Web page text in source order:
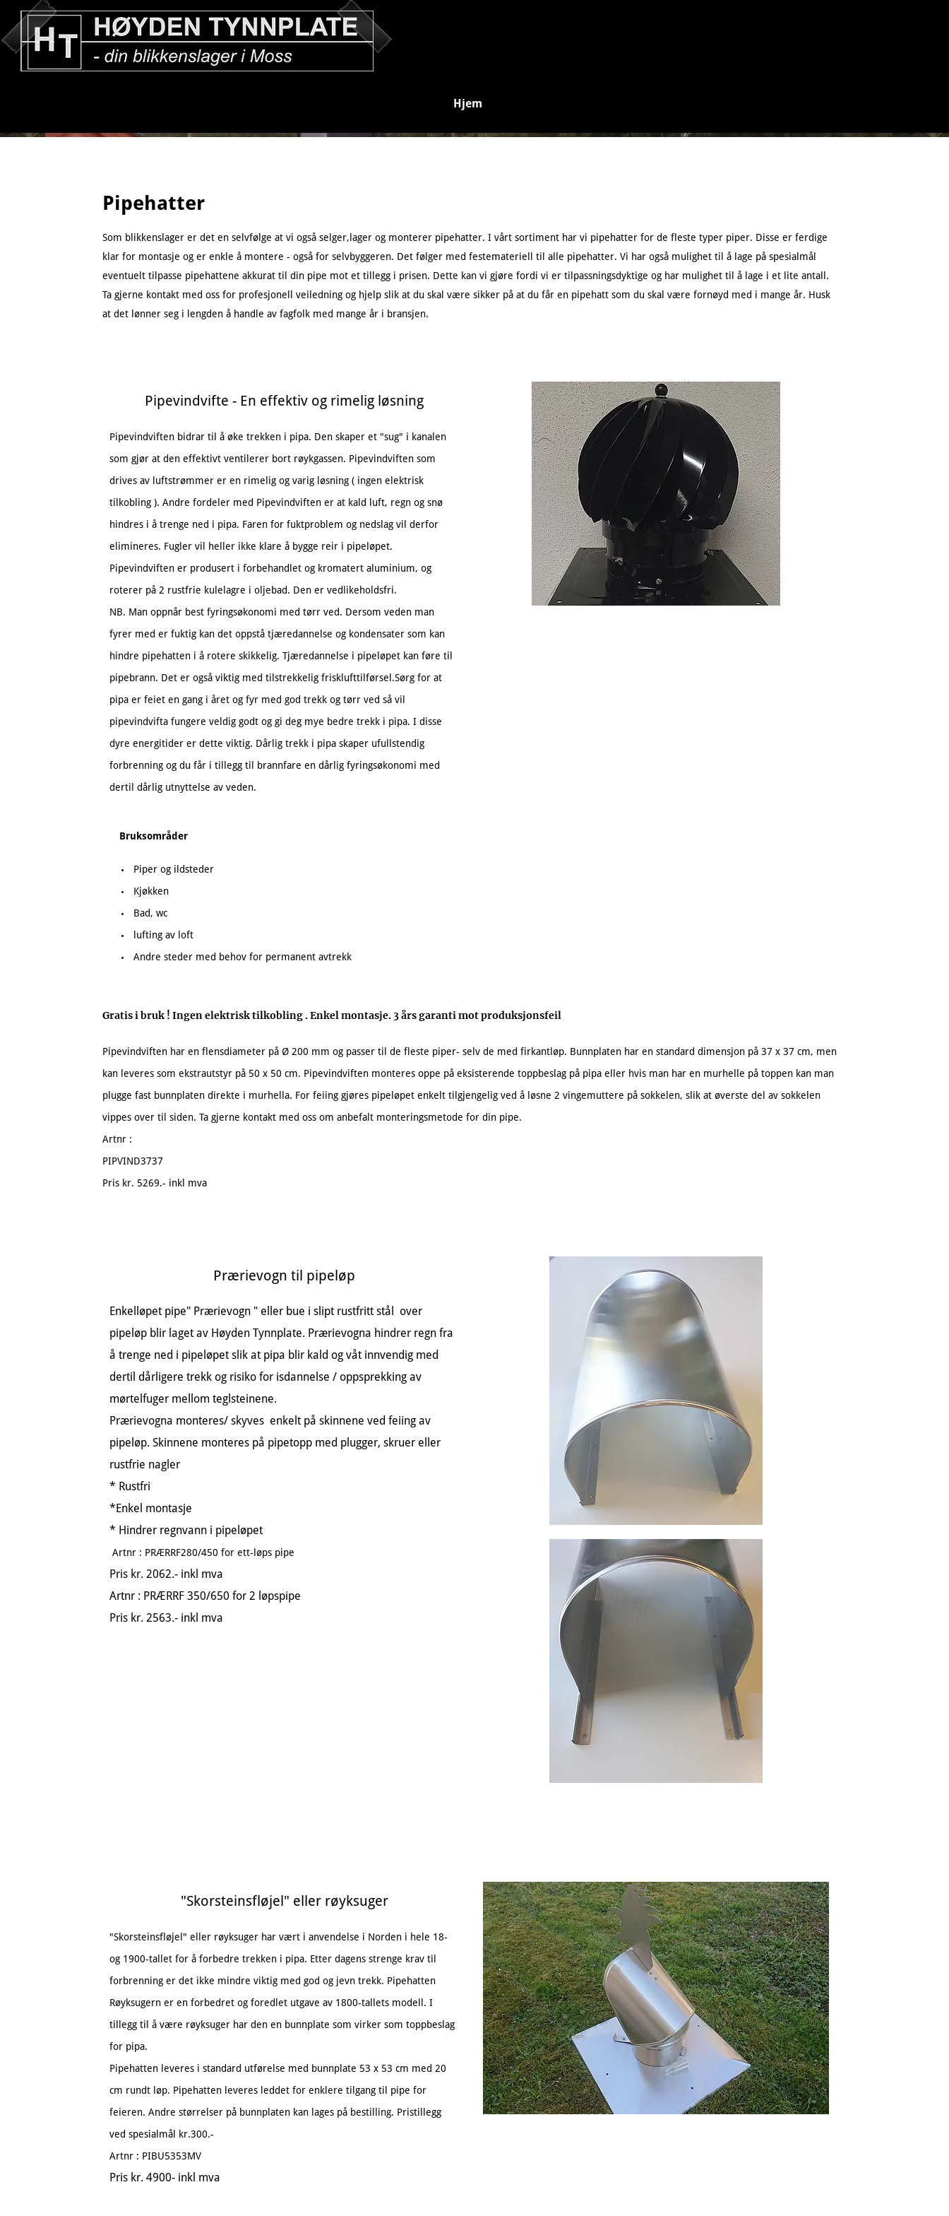
Hjem
Pipehatter
Som blikkenslager er det en selvfølge at vi også selger,lager og monterer pipehatter. I vårt sortiment har vi pipehatter for de fleste typer piper. Disse er ferdige
klar for montasje og er enkle å montere - også for selvbyggeren. Det følger med festemateriell til alle pipehatter. Vi har også mulighet til å lage på spesialmål
eventuelt tilpasse pipehattene akkurat til din pipe mot et tillegg i prisen. Dette kan vi gjøre fordi vi er tilpassningsdyktige og har mulighet til å lage i et lite antall.
Ta gjerne kontakt med oss for profesjonell veiledning og hjelp slik at du skal være sikker på at du får en pipehatt som du skal være fornøyd med i mange år. Husk
at det lønner seg i lengden å handle av fagfolk med mange år i bransjen.
Pipevindvifte - En effektiv og rimelig løsning
Pipevindviften bidrar til å øke trekken i pipa. Den skaper et "sug" i kanalen
som gjør at den effektivt ventilerer bort røykgassen. Pipevindviften som
drives av luftstrømmer er en rimelig og varig løsning ( ingen elektrisk
tilkobling ). Andre fordeler med Pipevindviften er at kald luft, regn og snø
hindres i å trenge ned i pipa. Faren for fuktproblem og nedslag vil derfor
elimineres. Fugler vil heller ikke klare å bygge reir i pipeløpet.
Pipevindviften er produsert i forbehandlet og kromatert aluminium, og
roterer på 2 rustfrie kulelagre i oljebad. Den er vedlikeholdsfri.
NB. Man oppnår best fyringsøkonomi med tørr ved. Dersom veden man
fyrer med er fuktig kan det oppstå tjæredannelse og kondensater som kan
hindre pipehatten i å rotere skikkelig. Tjæredannelse i pipeløpet kan føre til
pipebrann. Det er også viktig med tilstrekkelig frisklufttilførsel.Sørg for at
pipa er feiet en gang i året og fyr med god trekk og tørr ved så vil
pipevindvifta fungere veldig godt og gi deg mye bedre trekk i pipa. I disse
dyre energitider er dette viktig. Dårlig trekk i pipa skaper ufullstendig
forbrenning og du får i tillegg til brannfare en dårlig fyringsøkonomi med
dertil dårlig utnyttelse av veden.
Bruksområder
Piper og ildsteder
Kjøkken
Bad, wc
lufting av loft
Andre steder med behov for permanent avtrekk
Gratis i bruk ! Ingen elektrisk tilkobling . Enkel montasje. 3 års garanti mot produksjonsfeil
Pipevindviften har en flensdiameter på Ø 200 mm og passer til de fleste piper- selv de med firkantløp. Bunnplaten har en standard dimensjon på 37 x 37 cm, men
kan leveres som ekstrautstyr på 50 x 50 cm. Pipevindviften monteres oppe på eksisterende toppbeslag på pipa eller hvis man har en murhelle på toppen kan man
plugge fast bunnplaten direkte i murhella. For feiing gjøres pipeløpet enkelt tilgjengelig ved å løsne 2 vingemuttere på sokkelen, slik at øverste del av sokkelen
vippes over til siden. Ta gjerne kontakt med oss om anbefalt monteringsmetode for din pipe.
Artnr :
PIPVIND3737
Pris kr. 5269.- inkl mva
Prærievogn til pipeløp
Enkelløpet pipe" Prærievogn " eller bue i slipt rustfritt stål over
pipeløp blir laget av Høyden Tynnplate. Prærievogna hindrer regn fra
å trenge ned i pipeløpet slik at pipa blir kald og våt innvendig med
dertil dårligere trekk og risiko for isdannelse / oppsprekking av
mørtelfuger mellom teglsteinene.
Prærievogna monteres/ skyves enkelt på skinnene ved feiing av
pipeløp. Skinnene monteres på pipetopp med plugger, skruer eller
rustfrie nagler
* Rustfri
*Enkel montasje
* Hindrer regnvann i pipeløpet
Artnr : PRÆRRF280/450 for ett-løps pipe
Pris kr. 2062.- inkl mva
Artnr : PRÆRRF 350/650 for 2 løpspipe
Pris kr. 2563.- inkl mva
"Skorsteinsfløjel" eller røyksuger
"Skorsteinsfløjel" eller røyksuger har vært i anvendelse i Norden i hele 18-
og 1900-tallet for å forbedre trekken i pipa. Etter dagens strenge krav til
forbrenning er det ikke mindre viktig med god og jevn trekk. Pipehatten
Røyksugern er en forbedret og foredlet utgave av 1800-tallets modell. I
tillegg til å være røyksuger har den en bunnplate som virker som toppbeslag
for pipa.
Pipehatten leveres i standard utførelse med bunnplate 53 x 53 cm med 20
cm rundt løp. Pipehatten leveres leddet for enklere tilgang til pipe for
feieren. Andre størrelser på bunnplaten kan lages på bestilling. Pristillegg
ved spesialmål kr.300.-
Artnr : PIBU5353MV
Pris kr. 4900- inkl mva